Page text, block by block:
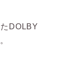
DOLBY